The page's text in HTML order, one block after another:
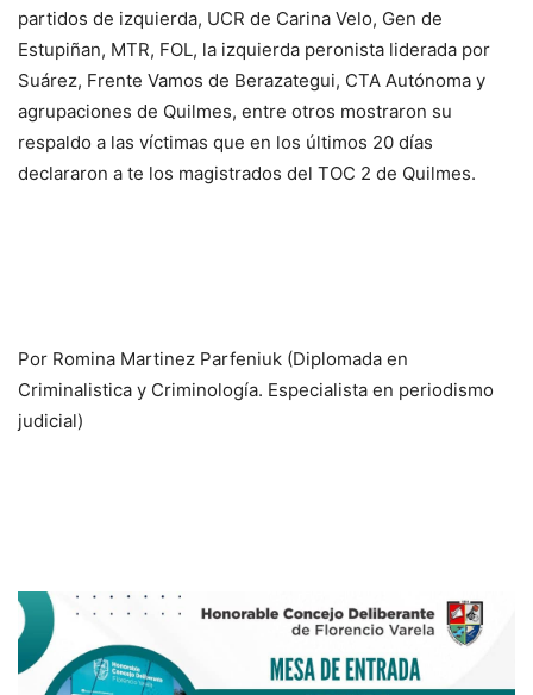
partidos de izquierda, UCR de Carina Velo, Gen de
Estupiñan, MTR, FOL, la izquierda peronista liderada por
Suárez, Frente Vamos de Berazategui, CTA Autónoma y
agrupaciones de Quilmes, entre otros mostraron su
respaldo a las víctimas que en los últimos 20 días
declararon a te los magistrados del TOC 2 de Quilmes.
Por Romina Martinez Parfeniuk (Diplomada en
Criminalistica y Criminología. Especialista en periodismo
judicial)